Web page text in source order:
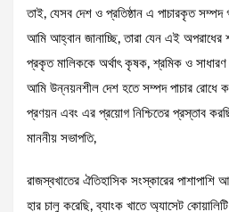
তাই, যেসব দেশ ও প্রতিষ্ঠান এ পাচারকৃত সম্পদ
আমি আহ্বান জানাচ্ছি, তারা যেন এই
প্রকৃত মালিককে অর্থাৎ কৃষক, শ্রমিক ও সাধারণ
আমি উন্নয়নশীল দেশ হতে সম্পদ পাচার রোধে
প্রণয়ন এবং এর প্রয়োগ নিশ্চিতের প্রস্তাব
মাননীয় সভাপতি,
রাজস্বখাতের ঐতিহাসিক সংস্কারের পাশাপাশি
হার চালু করেছি, ব্যাংক খাতে অ্যাসেট